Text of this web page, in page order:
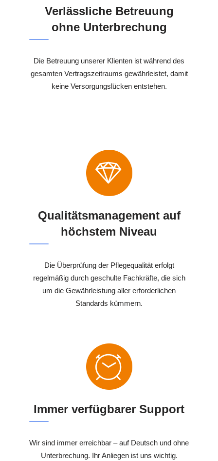
Verlässliche Betreuung
ohne Unterbrechung
Die Betreuung unserer Klienten ist während des
gesamten Vertragszeitraums gewährleistet, damit
keine Versorgungslücken entstehen.
Qualitätsmanagement auf
höchstem Niveau
Die Überprüfung der Pflegequalität erfolgt
regelmäßig durch geschulte Fachkräfte, die sich
um die Gewährleistung aller erforderlichen
Standards kümmern.
Immer verfügbarer Support
Wir sind immer erreichbar – auf Deutsch und ohne
Unterbrechung. Ihr Anliegen ist uns wichtig.